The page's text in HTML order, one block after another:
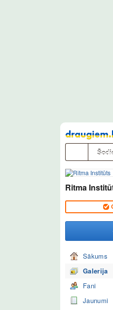
Pāriet
uz
saturu
Ritma
Sākums
Galerija
Fani
Jaunumi